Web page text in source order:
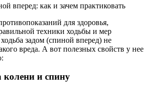
для здоровья,
техники ходьбы и мер
задом (спиной вперед) не
вреда. А вот полезных свойств у нее
колени и спину